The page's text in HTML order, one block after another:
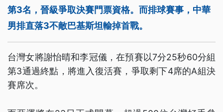
第3名，晉級爭取決賽門票資格。而排球賽事，中華
男排直落3不敵巴基斯坦輸掉首戰。
台灣女將謝怡晴和李冠儀，在預賽以7分25秒60分組
第3通過終點，將進入復活賽，爭取剩下4席的A組決
賽席次。